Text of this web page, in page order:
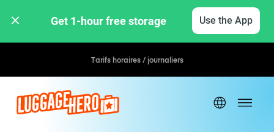
Get 1-hour free storage Use the App
Tarifs horaires / journaliers